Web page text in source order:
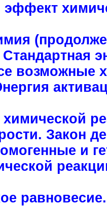
эффект
возможные
Закон
и